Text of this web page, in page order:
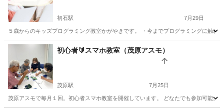
初石駅 7月29日
５歳からのキッズプログラミング教室かがやきです。 ・今までプログラミングに触
千葉 流山市 初石駅 プログラミング キッズプログラミング
初心者🔰スマホ教室（茂原アスモ）
茂原駅 7月25日
茂原アスモで毎月１回。初心者スマホ教室を開催しています。 どなたでも参加可能